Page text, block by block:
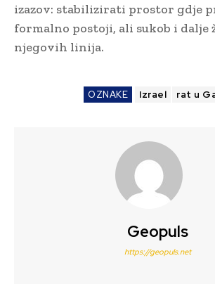
izazov: stabilizirati prostor gdje
formalno postoji, ali sukob i dalje
njegovih linija.
OZNAKE Izrael rat u
Geopuls
https://geopuls.net